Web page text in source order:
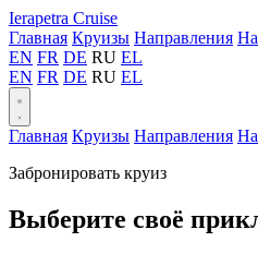
Ierapetra Cruise
Главная Круизы Направления
EN FR DE RU EL
EN FR DE RU EL
Главная Круизы Направления
Забронировать круиз
Выберите своё